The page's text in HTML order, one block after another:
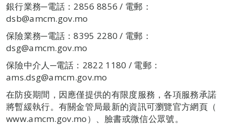
銀行業務─電話：2856 8856 / 電郵：
dsb@amcm.gov.mo
保險業務─電話：8395 2280 / 電郵：
dsg@amcm.gov.mo
保險中介人─電話：2822 1180 / 電郵：
ams.dsg@amcm.gov.mo
在防疫期間，因應僅提供的有限度服務，各項服務承諾
將暫緩執行。有關金管局最新的資訊可瀏覽官方網頁（
www.amcm.gov.mo）、臉書或微信公眾號。